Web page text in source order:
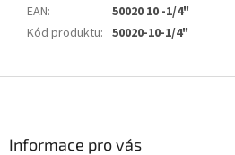
EAN:
50020 10 -1/4"
Kód produktu: 50020-10-1/4"
Informace pro vás